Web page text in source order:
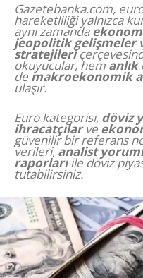
Gazetebanka.com,
hareketliliği yalnızca
aynı zamanda
jeopolitik gelişmeler
stratejileri
okuyucular, hem
de makroekonomik
ulaşır.
Euro kategorisi, döviz
ihracatçılarve
güvenilir bir referans
verileri, analist
raporlarıile döviz
tutabilirsiniz.